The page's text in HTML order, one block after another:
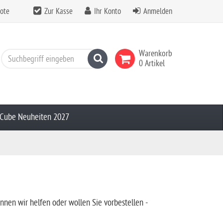
Zur Kasse Ihr Konto Anmelden
Warenkorb
0 Artikel
Suchen
Cube Neuheiten 2027
wir helfen oder wollen Sie vorbestellen -